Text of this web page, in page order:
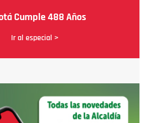
Cumple 488 Años
Ir al especial >